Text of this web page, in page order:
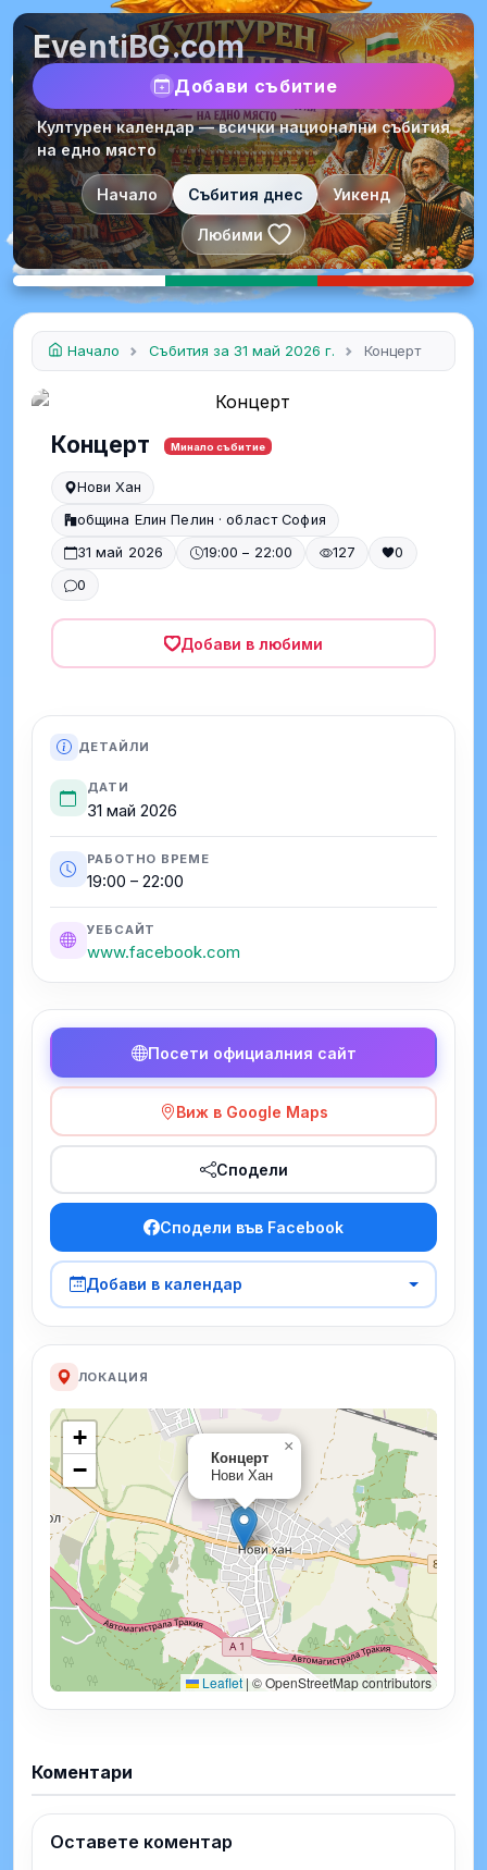
EventiBG.com
Добави събитие
Културен календар — всички национални събития
на едно място
Начало Събития днес Уикенд
Любими
Начало Събития за 31 май 2026 г. Концерт
Концерт Минало събитие
Нови Хан
община Елин Пелин · област София
31 май 2026
19:00 – 22:00 127
0
0
Добави в любими
ДЕТАЙЛИ
ДАТИ
31 май 2026
РАБОТНО ВРЕМЕ
19:00 – 22:00
УЕБСАЙТ
www.facebook.com
Посети официалния сайт
Виж в Google Maps
Сподели
Сподели във Facebook
Добави в календар
ЛОКАЦИЯ
Концерт
Нови Хан
×
+
−
Leaflet | © OpenStreetMap contributors
Коментари
Оставете коментар